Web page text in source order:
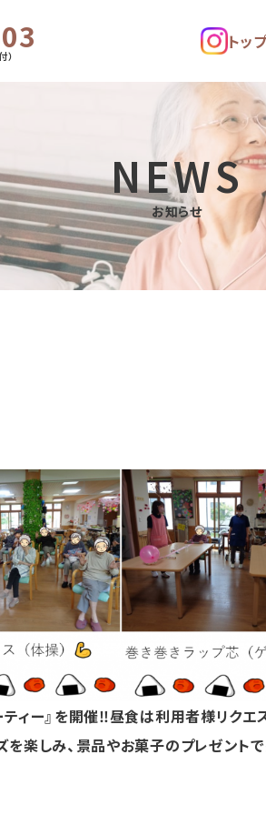
）
トッ
NEWS
お知らせ
ィー』を開催‼昼食は利用者様リクエ
しみ、景品やお菓子のプレゼント